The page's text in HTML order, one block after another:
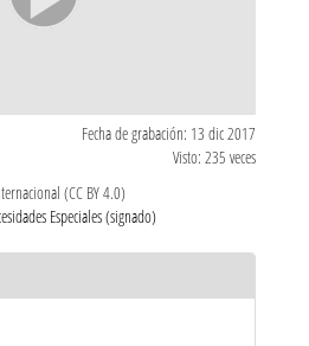
Fecha de grabación: 13 dic 2017
Visto: 235 veces
(CC BY 4.0)
Especiales (signado)